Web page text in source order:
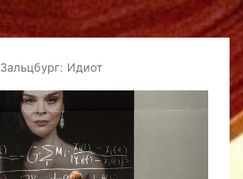
Зальцбург: Идиот